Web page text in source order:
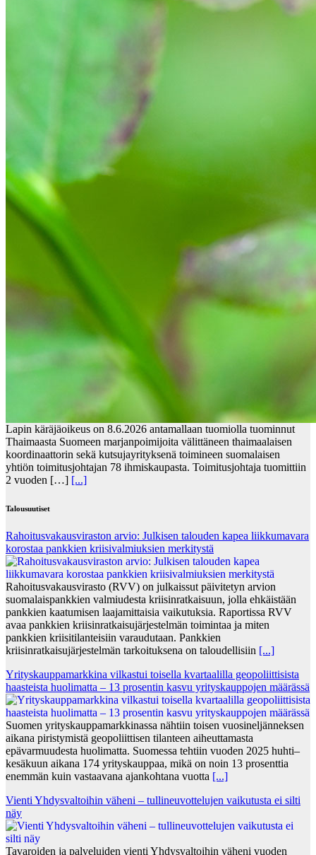
Lapin käräjäoikeus on 8.6.2026 antamallaan tuomiolla tuominnut
Thaimaasta Suomeen marjanpoimijoita välittäneen thaimaalaisen
koordinaattorin sekä kutsujayrityksenä toimineen suomalaisen
yhtiön toimitusjohtajan 78 ihmiskaupasta. Toimitusjohtaja tuomittiin
2 vuoden […] [...]
Talousuutiset
Rahoitusvakausviraston arvio: Julkisen talouden kapea liikkumavara
korostaa pankkien kriisivalmiuksien merkitystä
Rahoitusvakausvirasto (RVV) on julkaissut päivitetyn arvion
suomalaispankkien valmiudesta kriisinratkaisuun, jolla ehkäistään
pankkien kaatumisen laajamittaisia vaikutuksia. Raportissa RVV
avaa pankkien kriisinratkaisujärjestelmän toimintaa ja miten
pankkien kriisitilanteisiin varaudutaan. Pankkien
kriisinratkaisujärjestelmän tarkoituksena on taloudellisiin [...]
Yrityskauppamarkkina vilkastui toisella kvartaalilla geopoliittisista
haasteista huolimatta – 13 prosentin kasvu yrityskauppojen määrässä
Suomen yrityskauppamarkkinassa nähtiin toisen vuosineljänneksen
aikana piristymistä geopoliittisen tilanteen aiheuttamasta
epävarmuudesta huolimatta. Suomessa tehtiin vuoden 2025 huhti–
kesäkuun aikana 174 yrityskauppaa, mikä on noin 13 prosenttia
enemmän kuin vastaavana ajankohtana vuotta [...]
Vienti Yhdysvaltoihin väheni – tullineuvottelujen vaikutusta ei silti
näy
Tavaroiden ja palveluiden vienti Yhdysvaltoihin väheni vuoden